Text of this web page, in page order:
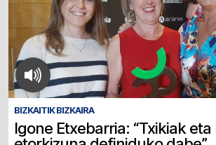
BIZKAITIK BIZKAIRA
Igone Etxebarria: “Txikiak